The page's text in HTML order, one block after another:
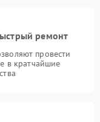
ремонт
провести
в кратчайшие